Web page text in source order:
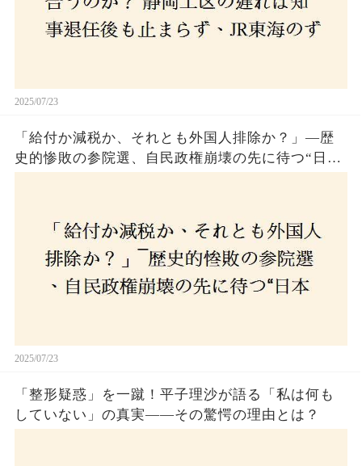
2025/07/23
「給付か減税か、それとも外国人排除か？」―歴
史的惨敗の参院選、自民政権崩壊の先に待つ“日本
2025/07/23
「整形疑惑」を一蹴！平子理沙が語る「私は何も
していない」の真実——その驚愕の理由とは？